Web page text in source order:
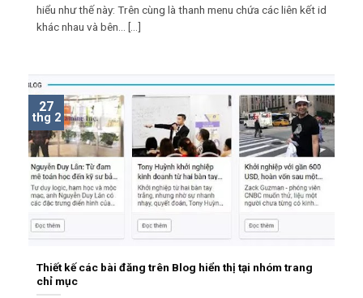
hiểu như thế này: Trên cùng là thanh menu chứa các liên kết id
khác nhau và bên... [...]
Thiết kế các bài đăng trên Blog hiển thị tại nhóm trang
chỉ mục
27
thg 2